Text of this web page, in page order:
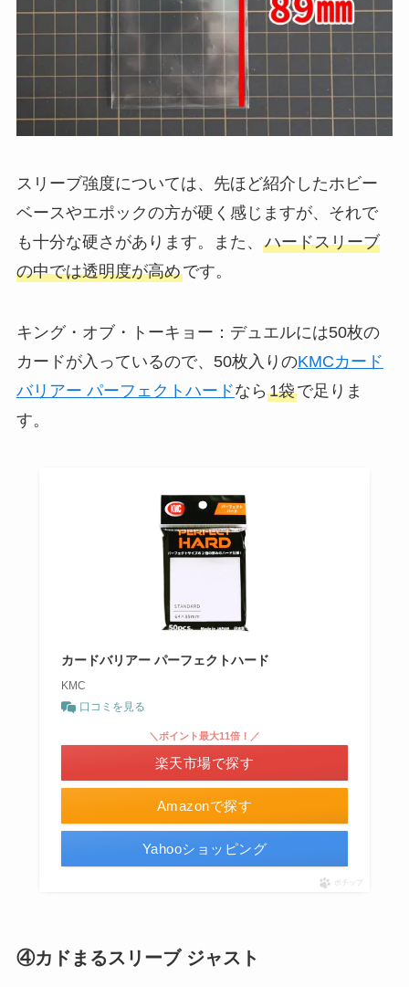
スリーブ強度については、先ほど紹介したホビー
ベースやエポックの方が硬く感じますが、それで
も十分な硬さがあります。また、 ハードスリーブ
の中では透明度が高めです。
キング・オブ・トーキョー：デュエルには50枚の
カードが入っているので、50枚入りのKMCカード
バリアー パーフェクトハードなら 1袋で足りま
す。
カードバリアー パーフェクトハード
KMC
口コミを見る
Amazonで探す
＼ポイント最大11倍！／
楽天市場で探す
Yahooショッピング
ポチップ
④カドまるスリーブ ジャスト